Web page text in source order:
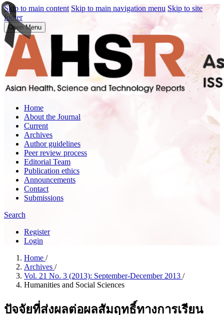
Skip to main content Skip to main navigation menu Skip to site
footer
Open Menu
Home
About the Journal
Current
Archives
Author guidelines
Peer review process
Editorial Team
Publication ethics
Announcements
Contact
Submissions
Search
Register
Login
Home /
Archives /
Vol. 21 No. 3 (2013): September-December 2013 /
Humanities and Social Sciences
ปัจจัยที่ส่งผลต่อผลสัมฤทธิ์ทางการเรียน